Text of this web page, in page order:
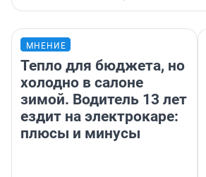
МНЕНИЕ
Тепло для бюджета, но
холодно в салоне
зимой. Водитель 13 лет
ездит на электрокаре:
плюсы и минусы